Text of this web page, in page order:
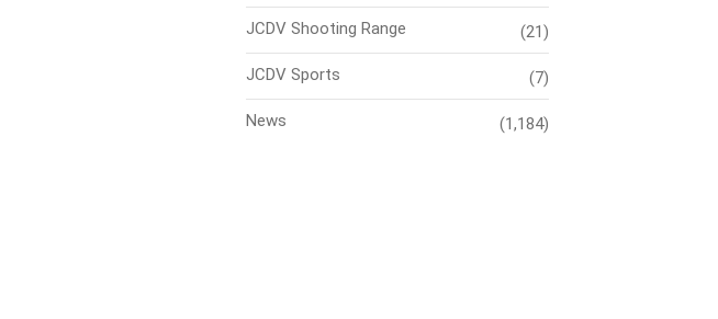
JCDV Shooting Range (21)
JCDV Sports (7)
News (1,184)